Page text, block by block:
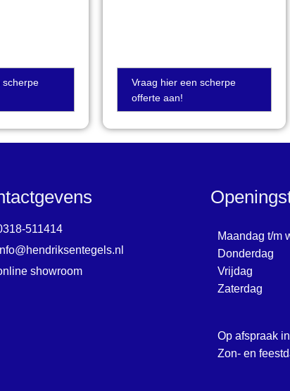
scherpe
Vraag hier een scherpe
offerte aan!
511414
showroom
Maandag t/m
Donderdag
Vrijdag
Zaterdag
Op afspraak
Zon- en